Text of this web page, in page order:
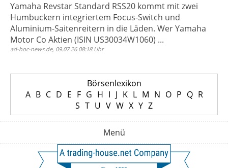
Yamaha Revstar Standard RSS20 kommt mit zwei
Humbuckern integriertem Focus-Switch und
Aluminium-Saitenreitern in die Läden. Wer Yamaha
Motor Co Aktien (ISIN US30034W1060) ...
ad-hoc-news.de, 09.07.26 08:18 Uhr
Börsenlexikon
A B C D E F G H I J K L M N O P Q R
S T U V W X Y Z
Menü